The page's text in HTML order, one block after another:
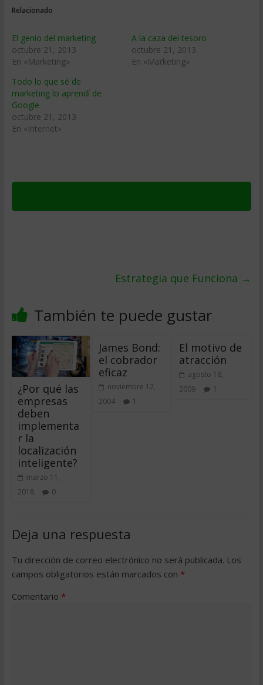
Relacionado
El genio del marketing
octubre 21, 2013
En «Marketing»
A la caza del tesoro
octubre 21, 2013
En «Marketing»
Todo lo que sé de
marketing lo aprendí de
Google
octubre 21, 2013
En «Internet»
Estrategia que Funciona →
También te puede gustar
¿Por qué las
empresas
deben
implementa
r la
localización
inteligente?
marzo 11,
2018
0
James Bond:
el cobrador
eficaz
noviembre 12,
2004
1
El motivo de
atracción
agosto 18,
2009
1
Deja una respuesta
Tu dirección de correo electrónico no será publicada. Los
campos obligatorios están marcados con *
Comentario *